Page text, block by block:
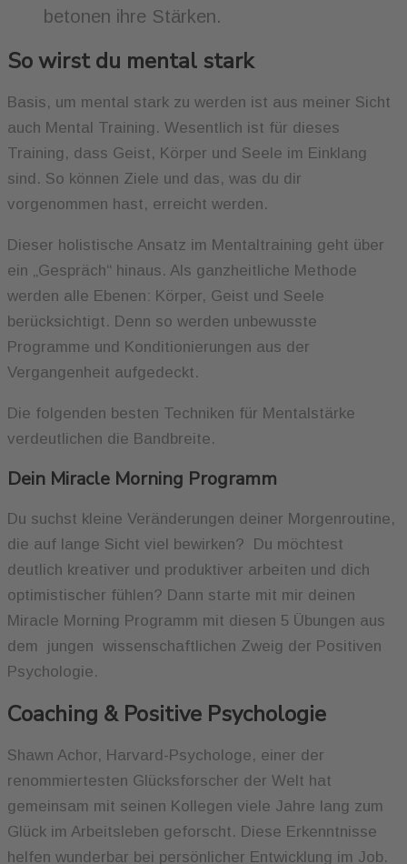
betonen ihre Stärken.
So wirst du mental stark
Basis, um mental stark zu werden ist aus meiner Sicht
auch Mental Training. Wesentlich ist für dieses
Training, dass Geist, Körper und Seele im Einklang
sind. So können Ziele und das, was du dir
vorgenommen hast, erreicht werden.
Dieser holistische Ansatz im Mentaltraining geht über
ein „Gespräch“ hinaus. Als ganzheitliche Methode
werden alle Ebenen: Körper, Geist und Seele
berücksichtigt. Denn so werden unbewusste
Programme und Konditionierungen aus der
Vergangenheit aufgedeckt.
Die folgenden besten Techniken für Mentalstärke
verdeutlichen die Bandbreite.
Dein Miracle Morning Programm
Du suchst kleine Veränderungen deiner Morgenroutine,
die auf lange Sicht viel bewirken? Du möchtest
deutlich kreativer und produktiver arbeiten und dich
optimistischer fühlen? Dann starte mit mir deinen
Miracle Morning Programm mit diesen 5 Übungen aus
dem jungen wissenschaftlichen Zweig der Positiven
Psychologie.
Coaching & Positive Psychologie
Shawn Achor, Harvard-Psychologe, einer der
renommiertesten Glücksforscher der Welt hat
gemeinsam mit seinen Kollegen viele Jahre lang zum
Glück im Arbeitsleben geforscht. Diese Erkenntnisse
helfen wunderbar bei persönlicher Entwicklung im Job.